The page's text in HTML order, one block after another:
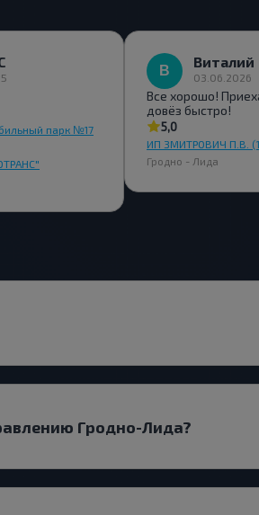
парк №17
Виталий
03.06.2026
Все хорошо!
довёз быстро!
5,0
ИП ЗМИТРОВИЧ П.В.
Гродно - Лида
Гродно-Лида?